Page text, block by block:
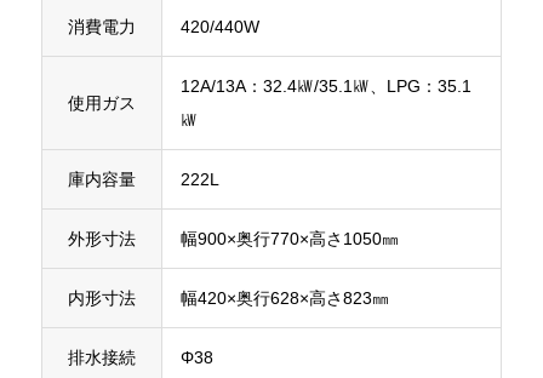
消費電力 420/440W
使用ガス
12A/13A：32.4㎾/35.1㎾、LPG：35.1
㎾
庫内容量 222L
外形寸法 幅900×奥行770×高さ1050㎜
内形寸法 幅420×奥行628×高さ823㎜
排水接続 Φ38